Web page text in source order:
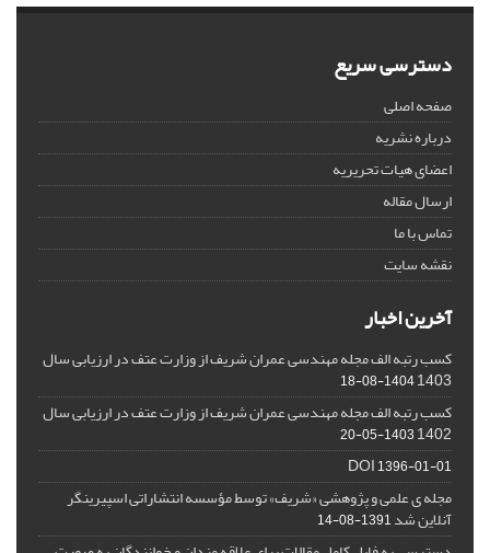
دسترسی سریع
صفحه اصلی
درباره نشریه
اعضای هیات تحریریه
ارسال مقاله
تماس با ما
نقشه سایت
آخرین اخبار
کسب رتبه الف مجله مهندسی عمران شریف از وزارت عتف در ارزیابی سال
1403
1404-08-18
کسب رتبه الف مجله مهندسی عمران شریف از وزارت عتف در ارزیابی سال
1402
1403-05-20
DOI1396-01-01
مجله ی علمی و پژوهشی «شریف» توسط مؤسسه انتشاراتی اسپیرینگر
آنلاین شد1391-08-14